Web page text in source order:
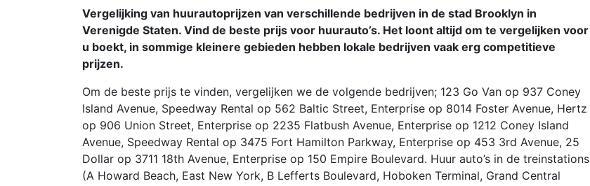
Vergelijking van huurautoprijzen van verschillende bedrijven in de stad Brooklyn in
Verenigde Staten. Vind de beste prijs voor huurauto’s. Het loont altijd om te vergelijken voor
u boekt, in sommige kleinere gebieden hebben lokale bedrijven vaak erg competitieve
prijzen.
Om de beste prijs te vinden, vergelijken we de volgende bedrijven; 123 Go Van op 937 Coney
Island Avenue, Speedway Rental op 562 Baltic Street, Enterprise op 8014 Foster Avenue, Hertz
op 906 Union Street, Enterprise op 2235 Flatbush Avenue, Enterprise op 1212 Coney Island
Avenue, Speedway Rental op 3475 Fort Hamilton Parkway, Enterprise op 453 3rd Avenue, 25
Dollar op 3711 18th Avenue, Enterprise op 150 Empire Boulevard. Huur auto’s in de treinstations
(A Howard Beach, East New York, B Lefferts Boulevard, Hoboken Terminal, Grand Central